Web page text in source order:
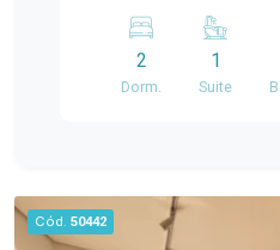
e do Fórum. Com uma sacada charmosa e
churrasqueira, este
receber amigos e
comemorações, espaço
refeições especiais,
2
Dorm.
1
Suite
Cód. 50442